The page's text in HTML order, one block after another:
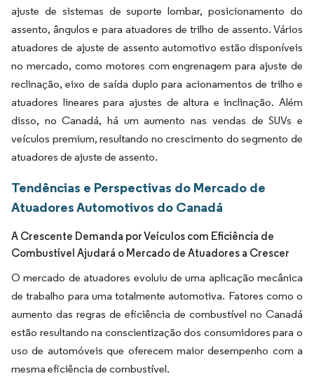
ajuste de sistemas de suporte lombar, posicionamento do
assento, ângulos e para atuadores de trilho de assento. Vários
atuadores de ajuste de assento automotivo estão disponíveis
no mercado, como motores com engrenagem para ajuste de
reclinação, eixo de saída duplo para acionamentos de trilho e
atuadores lineares para ajustes de altura e inclinação. Além
disso, no Canadá, há um aumento nas vendas de SUVs e
veículos premium, resultando no crescimento do segmento de
atuadores de ajuste de assento.
Tendências e Perspectivas do Mercado de
Atuadores Automotivos do Canadá
A Crescente Demanda por Veículos com Eficiência de
Combustível Ajudará o Mercado de Atuadores a Crescer
O mercado de atuadores evoluiu de uma aplicação mecânica
de trabalho para uma totalmente automotiva. Fatores como o
aumento das regras de eficiência de combustível no Canadá
estão resultando na conscientização dos consumidores para o
uso de automóveis que oferecem maior desempenho com a
mesma eficiência de combustível.